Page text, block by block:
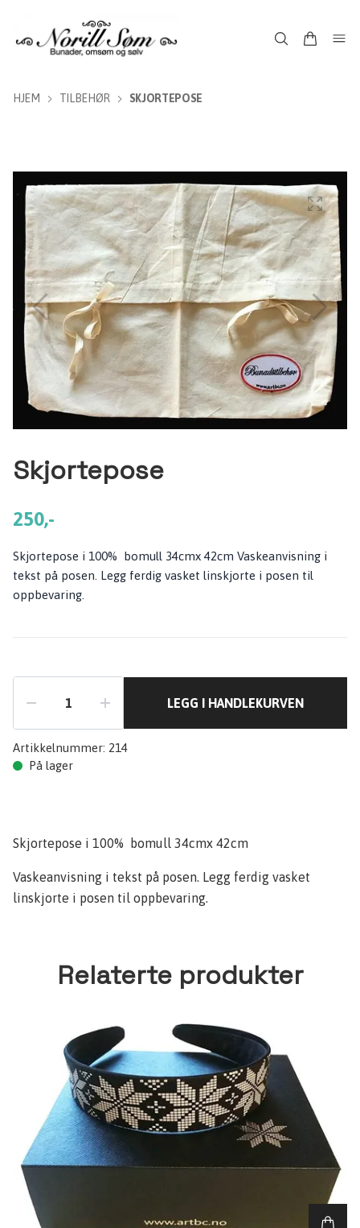
HJEM TILBEHØR SKJORTEPOSE
Skjortepose
250,-
Skjortepose i 100% bomull 34cmx 42cm Vaskeanvisning i
tekst på posen. Legg ferdig vasket linskjorte i posen til
oppbevaring.
LEGG I HANDLEKURVEN
Artikkelnummer: 214
På lager
Skjortepose i 100% bomull 34cmx 42cm
Vaskeanvisning i tekst på posen. Legg ferdig vasket
linskjorte i posen til oppbevaring.
Relaterte produkter